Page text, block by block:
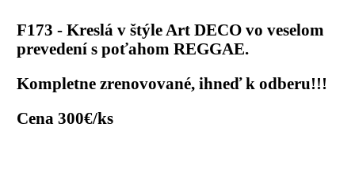
F173 - Kreslá v štýle Art DECO vo veselom
prevedení s poťahom REGGAE.
Kompletne zrenovované, ihneď k odberu!!!
Cena 300€/ks